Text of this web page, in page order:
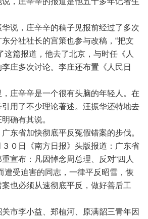
说，庄辛辛的稿子见报前经过了多次
分社社长的宫策也参与改稿，“把文
这篇报道，他去了北京，与时任《人
庄多次讨论。李庄还布置《人民日
庄辛辛是一个很有头脑的年轻人。在
用了不少理论著述。汪振华还特地去
确有其说。
东省加快彻底平反冤假错案的步伐。
０日《南方日报》头版报道：广东省
宣布：凡因悼念周总理、反对“四人
遭受迫害的同志，一律平反昭雪，恢
也必须从速彻底平反，做好善后工
市李小益、郑植河、原满韶三青年因